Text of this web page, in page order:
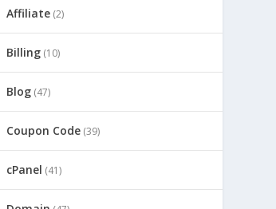
Affiliate (2)
Billing (10)
Blog (47)
Coupon Code (39)
cPanel (41)